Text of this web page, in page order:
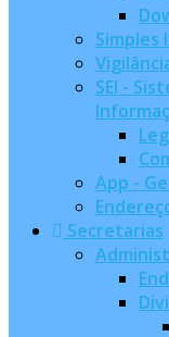
Simples
SEI -
App -
Secretarias